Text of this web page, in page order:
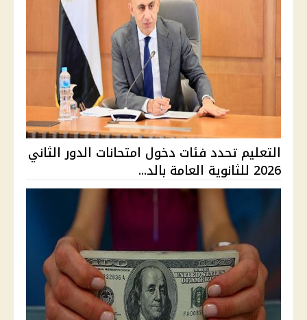
التعليم تحدد فئات دخول امتحانات الدور الثاني
2026 للثانوية العامة بالد...